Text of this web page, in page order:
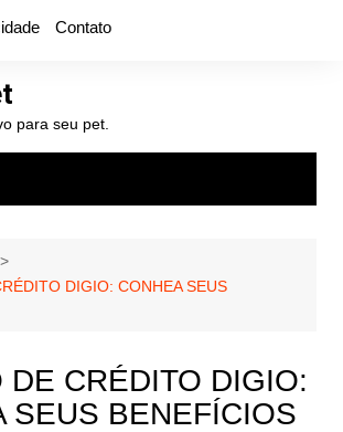
Contato
para seu pet.
DIGIO: CONHEA SEUS
DE CRÉDITO DIGIO:
SEUS BENEFÍCIOS